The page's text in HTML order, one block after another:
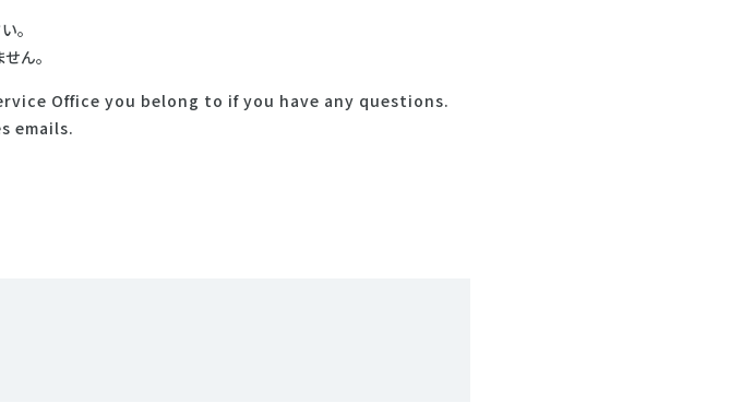
。
ん。
Office you belong to if you have any questions.
emails.